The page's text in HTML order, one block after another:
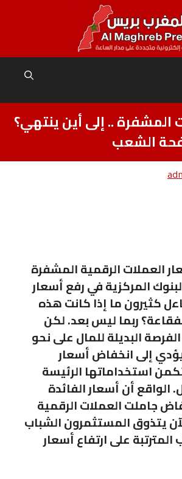
المشفرة .. إلى أين ينتهي؟
العملات الرقمية المشفرة
المركزية في رفع أسعار
كثيرون ما إذا كانت هذه
ربما ليس بعد. لكن
البديلة للمال على نحو
إلى انخفاض أسعار
استخداماتها الرئيسة
أن أسعار الفائدة
جاملت العملات الرقمية
يتذوق المستثمرون الشباب
المترتبة على ارتفاع أسعار